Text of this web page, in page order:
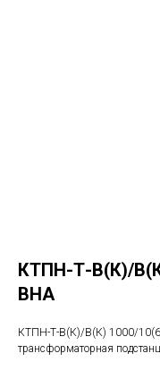
КТПН-Т-В(К)/
ВНА
КТПН-Т-В(К)/В(К) 1000/
трансформаторная